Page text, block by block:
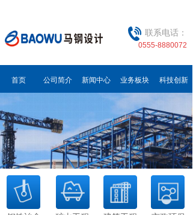
联系电话：
0555-8880072
首页 公司简介 新闻中心 业务板块 科技创新